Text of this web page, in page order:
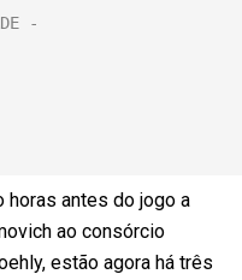
horas antes do jogo a
ao consórcio
estão agora há três